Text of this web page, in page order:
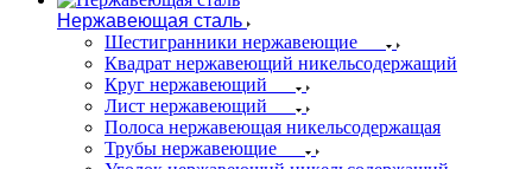
Нержавеющая сталь
Шестигранники нержавеющие
Квадрат нержавеющий никельсодержащий
Круг нержавеющий
Лист нержавеющий
Полоса нержавеющая никельсодержащая
Трубы нержавеющие